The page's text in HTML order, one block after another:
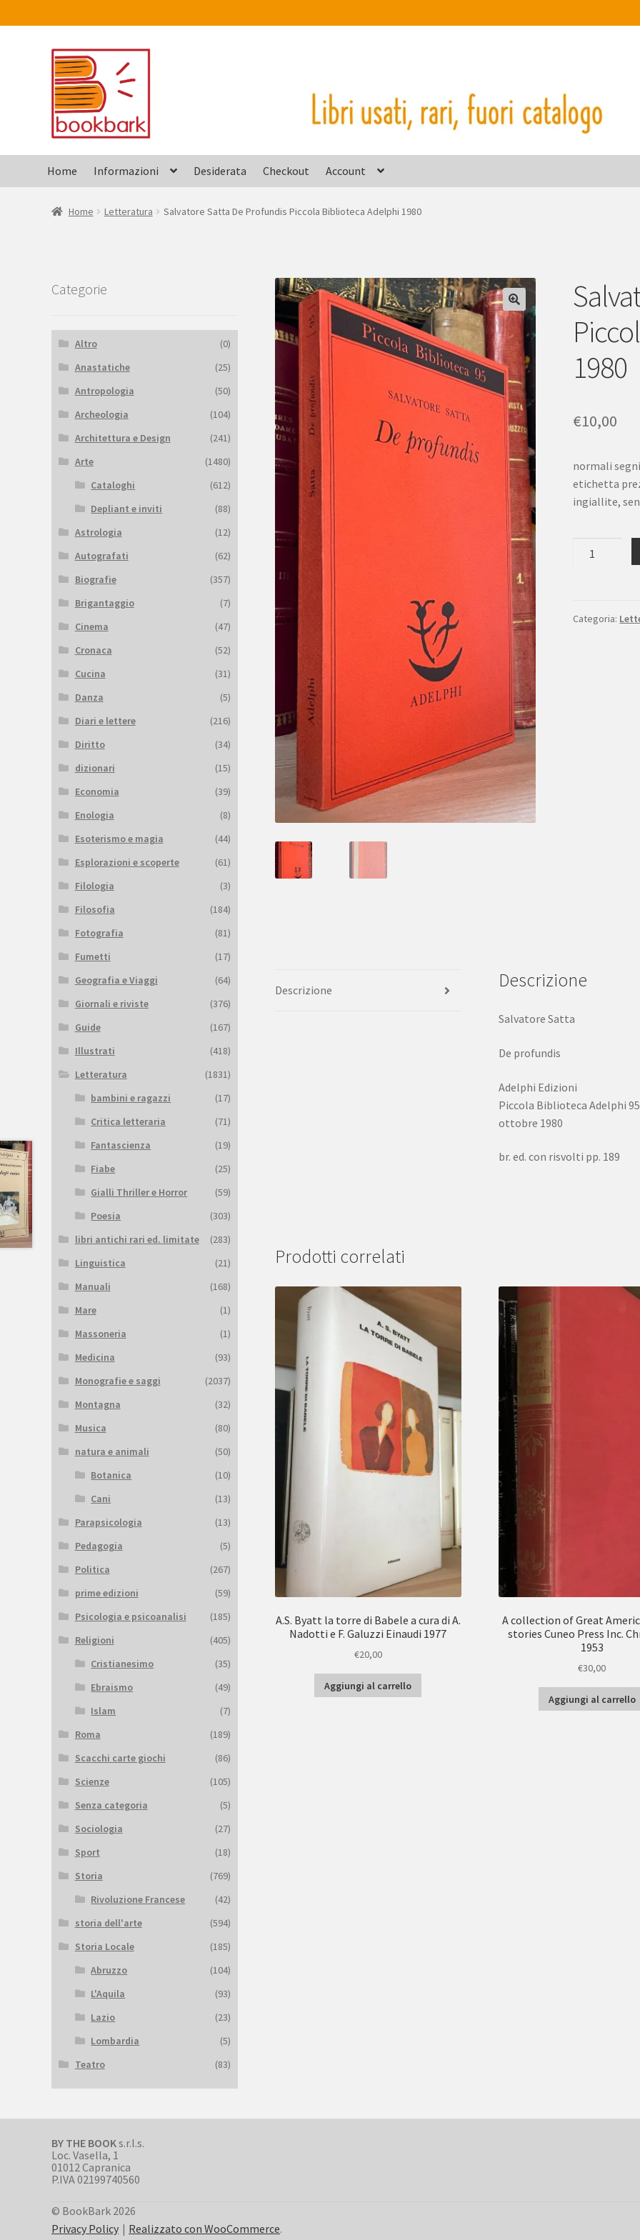
Vai
alla
navigazione
Vai
al
contenuto
Home Informazioni Desiderata Checkout Account
Home Letteratura Salvatore Satta De Profundis Piccola Biblioteca Adelphi 1980
1980
€10,00
normali
etichetta
ingiallite,
Piccola
Categoria:
Descrizione Descrizione
Salvatore Satta
De profundis
Adelphi Edizioni
Piccola Biblioteca Adelphi 95
ottobre 1980
br. ed. con risvolti pp. 189
Prodotti correlati
A.S. Byatt la torre di Babele a cura di A.
Nadotti e F. Galuzzi Einaudi 1977
€20,00
Aggiungi al carrello
A collection of Great
stories Cuneo Press Inc.
1953
€30,00
Aggiungi al carrello
Categorie
Altro
(0)
Anastatiche
(25)
Antropologia
(50)
Archeologia
(104)
Architettura e Design
(241)
Arte
(1480)
Cataloghi
(612)
Depliant e inviti
(88)
Astrologia
(12)
Autografati
(62)
Biografie
(357)
Brigantaggio
(7)
Cinema
(47)
Cronaca
(52)
Cucina
(31)
Danza
(5)
Diari e lettere
(216)
Diritto
(34)
dizionari
(15)
Economia
(39)
Enologia
(8)
Esoterismo e magia
(44)
Esplorazioni e scoperte
(61)
Filologia
(3)
Filosofia
(184)
Fotografia
(81)
Fumetti
(17)
Geografia e Viaggi
(64)
Giornali e riviste
(376)
Guide
(167)
Illustrati
(418)
Letteratura
(1831)
bambini e ragazzi
(17)
Critica letteraria
(71)
Fantascienza
(19)
Fiabe
(25)
Gialli Thriller e Horror
(59)
Poesia
(303)
libri antichi rari ed. limitate
(283)
Linguistica
(21)
Manuali
(168)
Mare
(1)
Massoneria
(1)
Medicina
(93)
Monografie e saggi
(2037)
Montagna
(32)
Musica
(80)
natura e animali
(50)
Botanica
(10)
Cani
(13)
Parapsicologia
(13)
Pedagogia
(5)
Politica
(267)
prime edizioni
(59)
Psicologia e psicoanalisi
(185)
Religioni
(405)
Cristianesimo
(35)
Ebraismo
(49)
Islam
(7)
Roma
(189)
Scacchi carte giochi
(86)
Scienze
(105)
Senza categoria
(5)
Sociologia
(27)
Sport
(18)
Storia
(769)
Rivoluzione Francese
(42)
storia dell'arte
(594)
Storia Locale
(185)
Abruzzo
(104)
L'Aquila
(93)
Lazio
(23)
Lombardia
(5)
Teatro
(83)
BY THE BOOKs.r.l.s.
Loc. Vasella, 1
01012 Capranica
P.IVA 02199740560
© BookBark 2026
Privacy Policy
Realizzato con WooCommerce.